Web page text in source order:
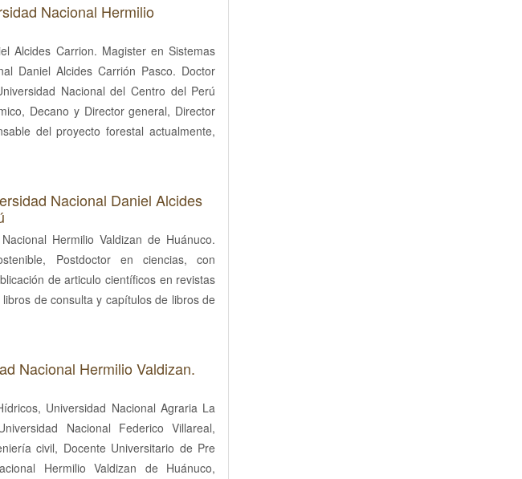
Nacional Hermilio
Alcides Carrion. Magister en Sistemas
Daniel Alcides Carrión Pasco. Doctor
Nacional del Centro del Perú
Decano y Director general, Director
del proyecto forestal actualmente,
Nacional Daniel Alcides
Hermilio Valdizan de Huánuco.
Postdoctor en ciencias, con
de articulo científicos en revistas
de consulta y capítulos de libros de
Nacional Hermilio Valdizan.
Universidad Nacional Agraria La
Nacional Federico Villareal,
civil, Docente Universitario de Pre
Hermilio Valdizan de Huánuco,